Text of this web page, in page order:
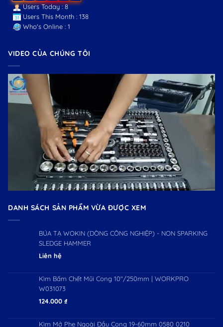
Users Today : 8
Users This Month : 138
Who's Online : 1
VIDEO CỦA CHÚNG TÔI
DANH SÁCH SẢN PHẨM VỪA ĐƯỢC XEM
BÚA TẠ WOKIN (DÒNG CÔNG NGHIỆP) - NON SPARKING
SLEDGE HAMMER
Liên hệ
Kìm Bấm Chết Mũi Cong 10"/250mm | WORKPRO
W031073
124.000 ₫
Kìm Mở Phe Ngoài Đầu Cong 19-60mm 0580 0210